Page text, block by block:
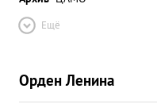
Ещё
Орден Ленина